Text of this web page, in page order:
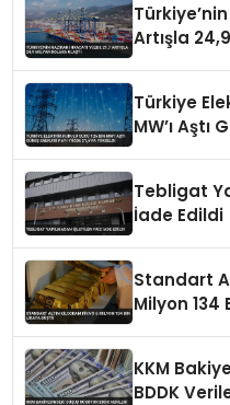
Artışla
Türkiye
MW’ı Aştı
Tebligat
İade Edildi
Standart
Milyon 134
KKM
BDDK